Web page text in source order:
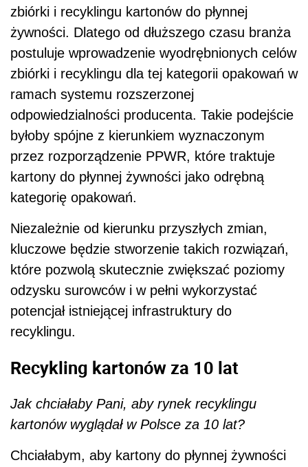
zbiórki i recyklingu kartonów do płynnej
żywności. Dlatego od dłuższego czasu branża
postuluje wprowadzenie wyodrębnionych celów
zbiórki i recyklingu dla tej kategorii opakowań w
ramach systemu rozszerzonej
odpowiedzialności producenta. Takie podejście
byłoby spójne z kierunkiem wyznaczonym
przez rozporządzenie PPWR, które traktuje
kartony do płynnej żywności jako odrębną
kategorię opakowań.
Niezależnie od kierunku przyszłych zmian,
kluczowe będzie stworzenie takich rozwiązań,
które pozwolą skutecznie zwiększać poziomy
odzysku surowców i w pełni wykorzystać
potencjał istniejącej infrastruktury do
recyklingu.
Recykling kartonów za 10 lat
Jak chciałaby Pani, aby rynek recyklingu
kartonów wyglądał w Polsce za 10 lat?
Chciałabym, aby kartony do płynnej żywności